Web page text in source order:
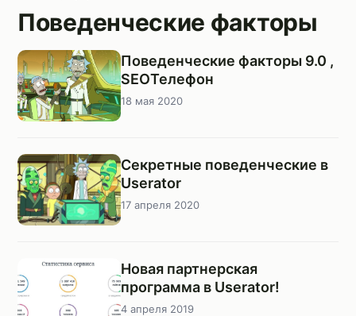
Поведенческие факторы
Поведенческие факторы 9.0 ,
SEOТелефон
18 мая 2020
Секретные поведенческие в
Userator
17 апреля 2020
Новая партнерская
программа в Userator!
4 апреля 2019